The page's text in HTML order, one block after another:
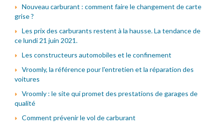
Nouveau carburant : comment faire le changement de carte
grise ?
Les prix des carburants restent à la hausse. La tendance de
ce lundi 21 juin 2021.
Les constructeurs automobiles et le confinement
Vroomly, la référence pour l'entretien et la réparation des
voitures
Vroomly : le site qui promet des prestations de garages de
qualité
Comment prévenir le vol de carburant